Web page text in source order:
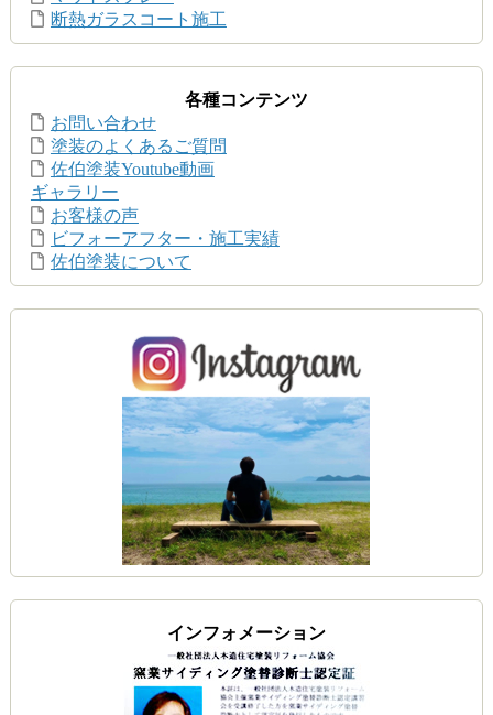
断熱ガラスコート施工
各種コンテンツ
お問い合わせ
塗装のよくあるご質問
佐伯塗装Youtube動画
ギャラリー
お客様の声
ビフォーアフター・施工実績
佐伯塗装について
インフォメーション